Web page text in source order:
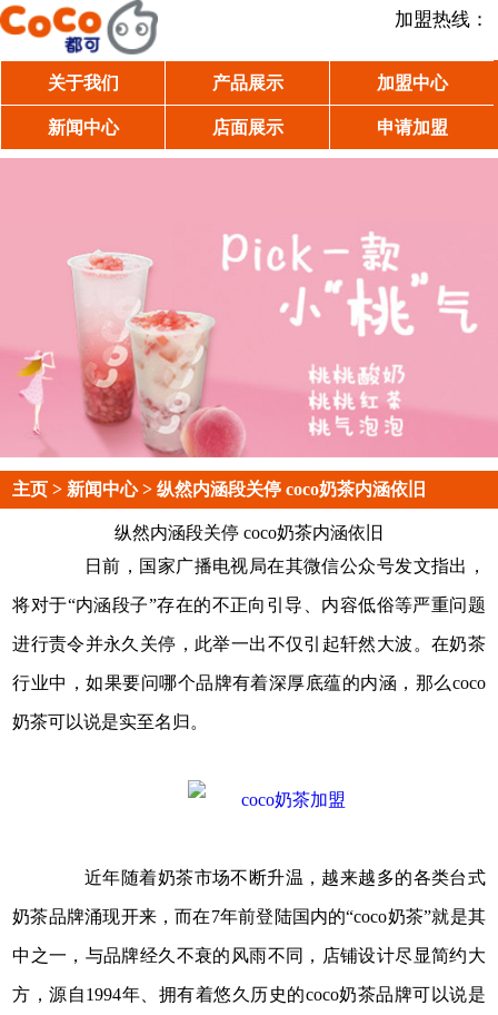
加盟热线：
关于我们 产品展示 加盟中心
新闻中心 店面展示 申请加盟
主页 > 新闻中心> 纵然内涵段关停 coco奶茶内涵依旧
纵然内涵段关停 coco奶茶内涵依旧
日前，国家广播电视局在其微信公众号发文指出，
将对于“内涵段子”存在的不正向引导、内容低俗等严重问题
进行责令并永久关停，此举一出不仅引起轩然大波。在奶茶
行业中，如果要问哪个品牌有着深厚底蕴的内涵，那么coco
奶茶可以说是实至名归。
近年随着奶茶市场不断升温，越来越多的各类台式
奶茶品牌涌现开来，而在7年前登陆国内的“coco奶茶”就是其
中之一，与品牌经久不衰的风雨不同，店铺设计尽显简约大
方，源自1994年、拥有着悠久历史的coco奶茶品牌可以说是